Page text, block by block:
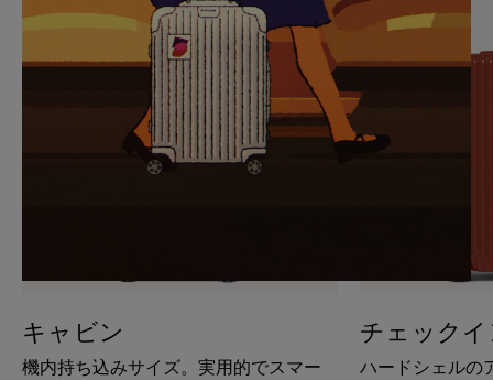
キャビン
機内持ち込みサイズ。実用的でスマー
チェック
ハードシェルの